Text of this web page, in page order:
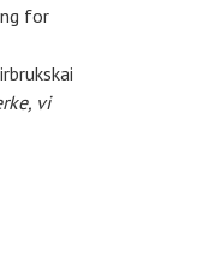
for
vi